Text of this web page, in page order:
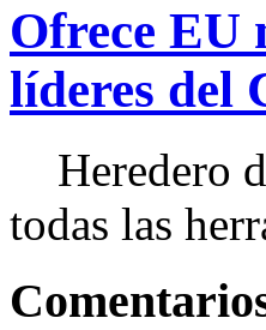
Ofrece EU
líderes del
Heredero
todas las